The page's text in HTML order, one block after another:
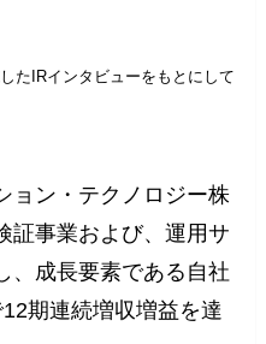
たIRインタビューをもとにして
ョン・テクノロジー株
証事業および、運用サ
、成長要素である自社
期連続増収増益を達